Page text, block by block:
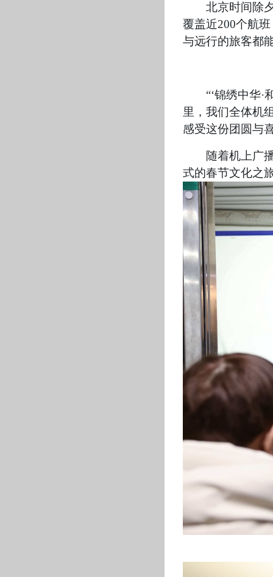
北京时间除
覆盖近200个航
与远行的旅客都
“‘锦绣中华
里，我们全体机
感受这份团圆与
随着机上广
式的春节文化之